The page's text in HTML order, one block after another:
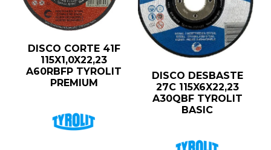
DISCO CORTE 41F
115X1,0X22,23
A60RBFP TYROLIT
PREMIUM
DISCO DESBASTE
27C 115X6X22,23
A30QBF TYROLIT
BASIC